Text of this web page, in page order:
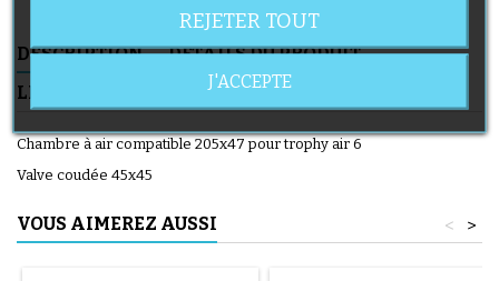
DESCRIPTION
DÉTAILS DU PRODUIT
LIVRAISON
Chambre à air compatible 205x47 pour trophy air 6
Valve coudée 45x45
VOUS AIMEREZ AUSSI >
<
REJETER TOUT
J'ACCEPTE